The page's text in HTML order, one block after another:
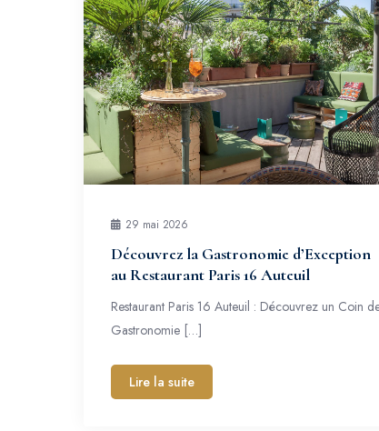
29 mai 2026
Découvrez la Gastronomie d’Exception
au Restaurant Paris 16 Auteuil
Restaurant Paris 16 Auteuil : Découvrez un Coin
Gastronomie […]
Lire la suite